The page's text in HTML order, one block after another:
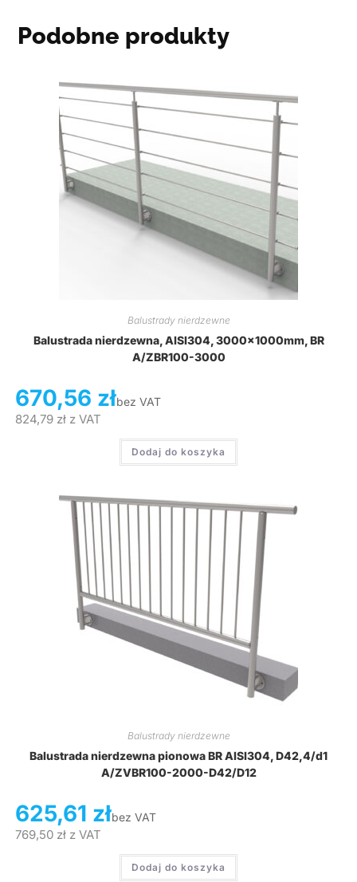
Podobne produkty
Balustrady nierdzewne
Balustrada nierdzewna, AISI304, 3000x1000mm, BR
A/ZBR100-3000
670,56 złbez VAT
824,79 złz VAT
Dodaj do koszyka
Balustrady nierdzewne
Balustrada nierdzewna pionowa BR AISI304, D42,4/d1
A/ZVBR100-2000-D42/D12
625,61 złbez VAT
769,50 złz VAT
Dodaj do koszyka